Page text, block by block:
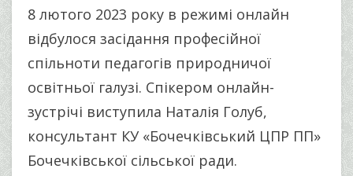
8 лютого 2023 року в режимі онлайн
відбулося засідання професійної
спільноти педагогів природничої
освітньої галузі. Спікером онлайн-
зустрічі виступила Наталія Голуб,
консультант КУ «Бочечківський ЦПР ПП»
Бочечківської сільської ради.